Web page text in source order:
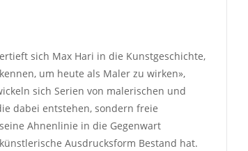
sich Max Hari in die Kunstgeschichte,
um heute als Maler zu wirken»,
sich Serien von malerischen und
dabei entstehen, sondern freie
Ahnenlinie in die Gegenwart
Ausdrucksform Bestand hat.